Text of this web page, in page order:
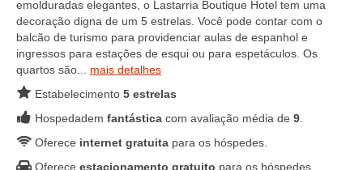
emolduradas elegantes, o Lastarria Boutique Hotel tem uma
decoração digna de um 5 estrelas. Você pode contar com o
balcão de turismo para providenciar aulas de espanhol e
ingressos para estações de esqui ou para espetáculos. Os
quartos são... mais detalhes
Estabelecimento 5 estrelas
Hospedadem fantástica com avaliação média de 9.
Oferece internet gratuita para os hóspedes.
Oferece estacionamento gratuito para os hóspedes.